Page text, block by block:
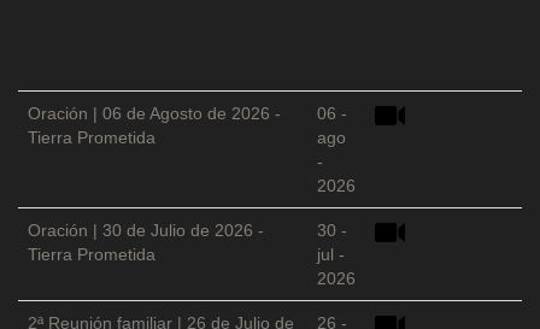
Oración | 06 de Agosto de 2026 -
Tierra Prometida
06 -
ago
-
2026
Oración | 30 de Julio de 2026 -
Tierra Prometida
30 -
jul -
2026
2ª Reunión familiar | 26 de Julio de
26 -